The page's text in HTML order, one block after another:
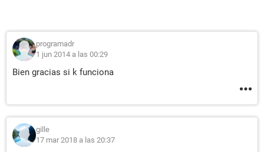
programadr
1 jun 2014 a las 00:29
Bien gracias si k funciona
gille
17 mar 2018 a las 20:37